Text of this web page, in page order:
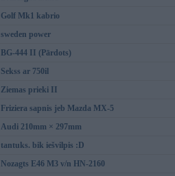
Golf Mk1 kabrio
sweden power
BG-444 II (Pārdots)
Sekss ar 750il
Ziemas prieki II
Friziera sapnis jeb Mazda MX-5
Audi 210mm × 297mm
tantuks. bik iešvilpis :D
Nozagts E46 M3 v/n HN-2160